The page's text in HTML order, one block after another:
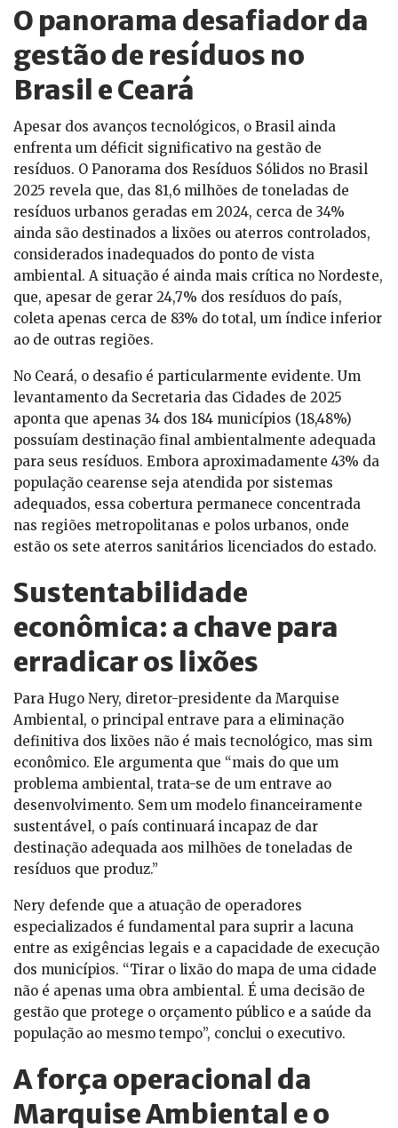
O panorama desafiador da
gestão de resíduos no
Brasil e Ceará
Apesar dos avanços tecnológicos, o Brasil ainda
enfrenta um déficit significativo na gestão de
resíduos. O Panorama dos Resíduos Sólidos no Brasil
2025 revela que, das 81,6 milhões de toneladas de
resíduos urbanos geradas em 2024, cerca de 34%
ainda são destinados a lixões ou aterros controlados,
considerados inadequados do ponto de vista
ambiental. A situação é ainda mais crítica no Nordeste,
que, apesar de gerar 24,7% dos resíduos do país,
coleta apenas cerca de 83% do total, um índice inferior
ao de outras regiões.
No Ceará, o desafio é particularmente evidente. Um
levantamento da Secretaria das Cidades de 2025
aponta que apenas 34 dos 184 municípios (18,48%)
possuíam destinação final ambientalmente adequada
para seus resíduos. Embora aproximadamente 43% da
população cearense seja atendida por sistemas
adequados, essa cobertura permanece concentrada
nas regiões metropolitanas e polos urbanos, onde
estão os sete aterros sanitários licenciados do estado.
Sustentabilidade
econômica: a chave para
erradicar os lixões
Para Hugo Nery, diretor-presidente da Marquise
Ambiental, o principal entrave para a eliminação
definitiva dos lixões não é mais tecnológico, mas sim
econômico. Ele argumenta que “mais do que um
problema ambiental, trata-se de um entrave ao
desenvolvimento. Sem um modelo financeiramente
sustentável, o país continuará incapaz de dar
destinação adequada aos milhões de toneladas de
resíduos que produz.”
Nery defende que a atuação de operadores
especializados é fundamental para suprir a lacuna
entre as exigências legais e a capacidade de execução
dos municípios. “Tirar o lixão do mapa de uma cidade
não é apenas uma obra ambiental. É uma decisão de
gestão que protege o orçamento público e a saúde da
população ao mesmo tempo”, conclui o executivo.
A força operacional da
Marquise Ambiental e o